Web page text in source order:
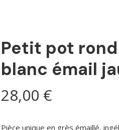
Petit pot
blanc émail
28,00 €
Pièce unique en grès émaillé,